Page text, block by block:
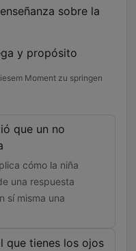
sobre la
y propósito
Moment zu springen
que un no
cómo la niña
una respuesta
sí misma una
que tienes los ojos